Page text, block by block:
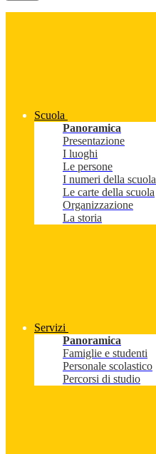
Scuola
Panoramica
Presentazione
I luoghi
Le persone
I numeri della scuola
Le carte della scuola
Organizzazione
La storia
Servizi
Panoramica
Famiglie e studenti
Personale scolastico
Percorsi di studio